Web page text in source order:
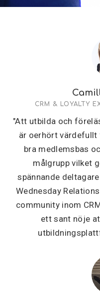
CRM & LOYALTY
"Att utbilda och
är oerhört värdefullt
bra medlemsbas
målgrupp vilket
spännande
Wednesday
community inom
ett sant nöje